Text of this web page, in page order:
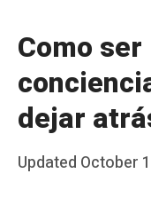
Como
dejar
Posted
Updated October
b